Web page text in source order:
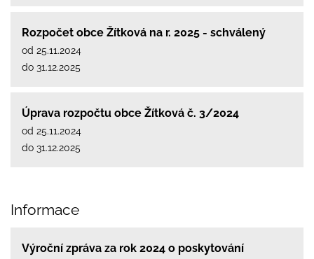
Rozpočet obce Žítková na r. 2025 - schválený
od 25.11.2024
do 31.12.2025
Úprava rozpočtu obce Žítková č. 3/2024
od 25.11.2024
do 31.12.2025
Informace
Výroční zpráva za rok 2024 o poskytování